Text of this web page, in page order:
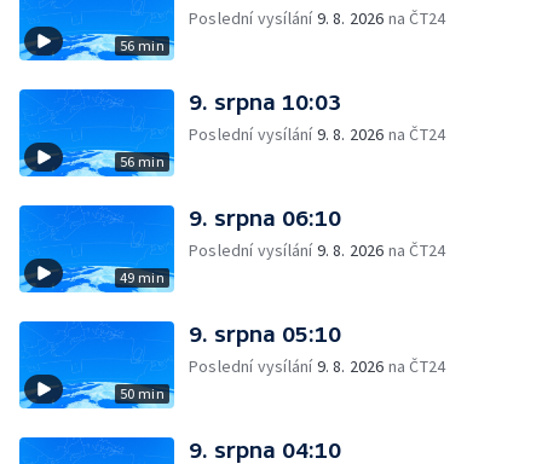
56 min
Poslední vysílání9. 8. 2026 na ČT24
56 min
9. srpna 10:03
Poslední vysílání9. 8. 2026 na ČT24
49 min
9. srpna 06:10
Poslední vysílání9. 8. 2026 na ČT24
50 min
9. srpna 05:10
Poslední vysílání9. 8. 2026 na ČT24
9. srpna 04:10